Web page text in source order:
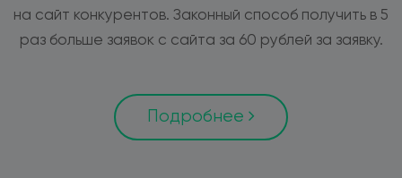
на сайт конкурентов. Законный способ получить в 5
раз больше заявок с сайта за 60 рублей за заявку.
Подробнее